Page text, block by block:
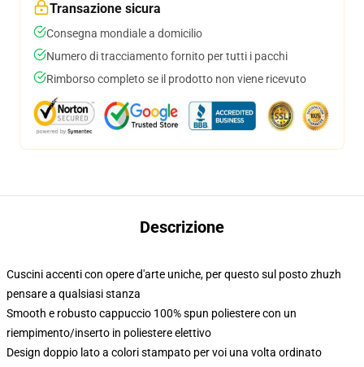
Transazione sicura
Consegna mondiale a domicilio
Numero di tracciamento fornito per tutti i pacchi
Rimborso completo se il prodotto non viene ricevuto
Descrizione
Cuscini accenti con opere d'arte uniche, per questo sul posto zhuzh
pensare a qualsiasi stanza
Smooth e robusto cappuccio 100% spun poliestere con un
riempimento/inserto in poliestere elettivo
Design doppio lato a colori stampato per voi una volta ordinato